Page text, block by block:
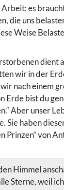
es
die uns
Weise
dient
wir in der
nach einem
Erde bist du
Aber unser
Sie haben
Prinzen“ von
Himmel
Sterne, weil